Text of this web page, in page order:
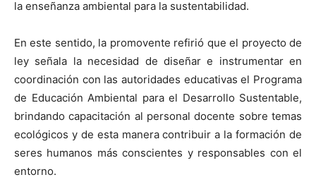
la enseñanza ambiental para la sustentabilidad.
En este sentido, la promovente refirió que el proyecto de
ley señala la necesidad de diseñar e instrumentar en
coordinación con las autoridades educativas el Programa
de Educación Ambiental para el Desarrollo Sustentable,
brindando capacitación al personal docente sobre temas
ecológicos y de esta manera contribuir a la formación de
seres humanos más conscientes y responsables con el
entorno.